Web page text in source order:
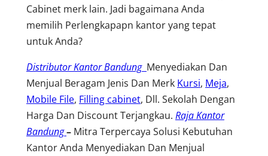
Cabinet merk lain. Jadi bagaimana Anda
memilih Perlengkapapn kantor yang tepat
untuk Anda?
Distributor Kantor Bandung Menyediakan Dan
Menjual Beragam Jenis Dan Merk Kursi, Meja,
Mobile File, Filling cabinet, Dll. Sekolah Dengan
Harga Dan Discount Terjangkau. Raja Kantor
Bandung– Mitra Terpercaya Solusi Kebutuhan
Kantor Anda Menyediakan Dan Menjual